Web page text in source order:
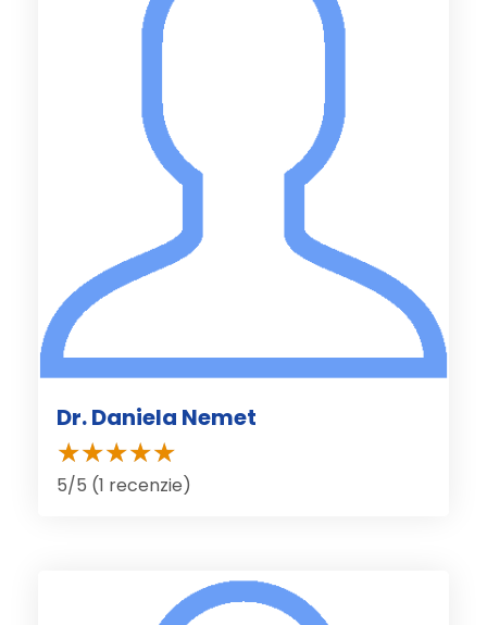
Dr. Daniela Nemet
5/5 (1 recenzie)